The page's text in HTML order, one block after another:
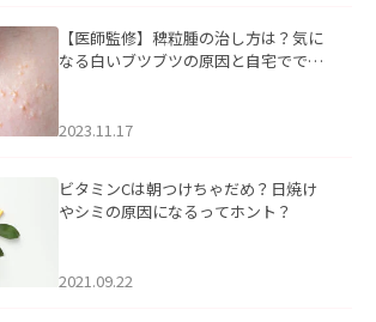
【医師監修】稗粒腫の治し方は？気に
なる白いブツブツの原因と自宅ででき
2023.11.17
ビタミンCは朝つけちゃだめ？日焼け
やシミの原因になるってホント？
2021.09.22